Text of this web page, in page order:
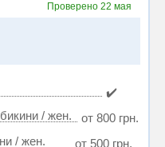
Проверено 22 мая
✔️
/ жен.
от 800 грн.
/ жен.
от 500 грн.